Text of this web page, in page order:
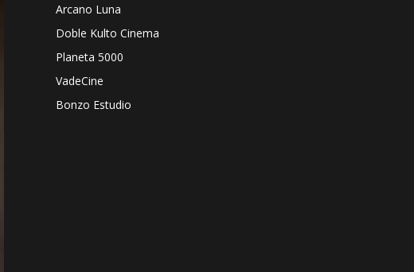
Arcano Luna
Doble Kulto Cinema
Planeta 5000
VadeCine
Bonzo Estudio